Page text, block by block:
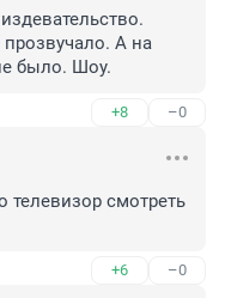
А на
было. Шоу.
+8 –0
телевизор смотреть
+6 –0